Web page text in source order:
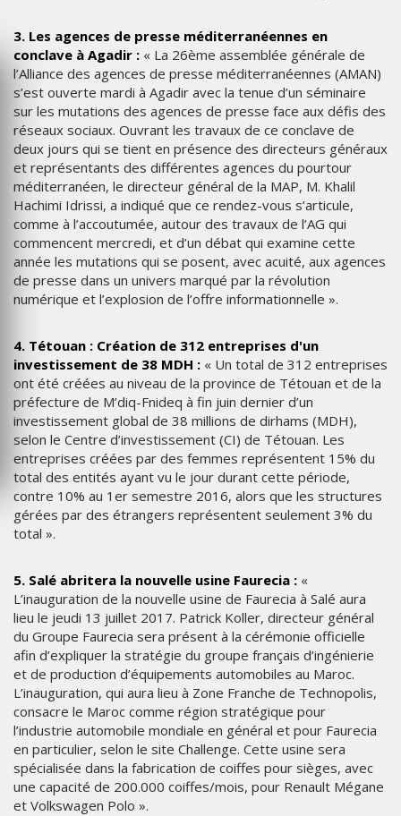
3. Les agences de presse méditerranéennes en
conclave à Agadir : « La 26ème assemblée générale de
l’Alliance des agences de presse méditerranéennes (AMAN)
s’est ouverte mardi à Agadir avec la tenue d’un séminaire
sur les mutations des agences de presse face aux défis des
réseaux sociaux. Ouvrant les travaux de ce conclave de
deux jours qui se tient en présence des directeurs généraux
et représentants des différentes agences du pourtour
méditerranéen, le directeur général de la MAP, M. Khalil
Hachimi Idrissi, a indiqué que ce rendez-vous s’articule,
comme à l’accoutumée, autour des travaux de l’AG qui
commencent mercredi, et d’un débat qui examine cette
année les mutations qui se posent, avec acuité, aux agences
de presse dans un univers marqué par la révolution
numérique et l’explosion de l’offre informationnelle ».
4. Tétouan : Création de 312 entreprises d'un
investissement de 38 MDH : « Un total de 312 entreprises
ont été créées au niveau de la province de Tétouan et de la
préfecture de M’diq-Fnideq à fin juin dernier d’un
investissement global de 38 millions de dirhams (MDH),
selon le Centre d’investissement (CI) de Tétouan. Les
entreprises créées par des femmes représentent 15% du
total des entités ayant vu le jour durant cette période,
contre 10% au 1er semestre 2016, alors que les structures
gérées par des étrangers représentent seulement 3% du
total ».
5. Salé abritera la nouvelle usine Faurecia : «
L’inauguration de la nouvelle usine de Faurecia à Salé aura
lieu le jeudi 13 juillet 2017. Patrick Koller, directeur général
du Groupe Faurecia sera présent à la cérémonie officielle
afin d’expliquer la stratégie du groupe français d’ingénierie
et de production d’équipements automobiles au Maroc.
L’inauguration, qui aura lieu à Zone Franche de Technopolis,
consacre le Maroc comme région stratégique pour
l’industrie automobile mondiale en général et pour Faurecia
en particulier, selon le site Challenge. Cette usine sera
spécialisée dans la fabrication de coiffes pour sièges, avec
une capacité de 200.000 coiffes/mois, pour Renault Mégane
et Volkswagen Polo ».